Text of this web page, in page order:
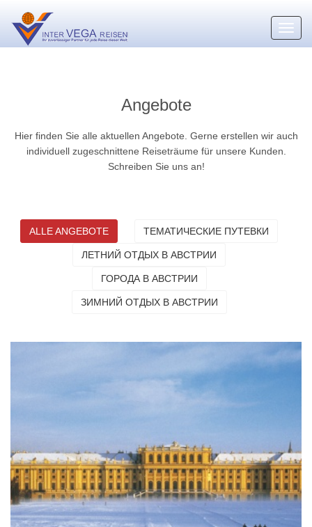
Angebote
Hier finden Sie alle aktuellen Angebote. Gerne erstellen wir auch
individuell zugeschnittene Reiseträume für unsere Kunden.
Schreiben Sie uns an!
ALLE ANGEBOTE ТЕМАТИЧЕСКИЕ ПУТЕВКИ
ЛЕТНИЙ ОТДЫХ В АВСТРИИ
ГОРОДА В АВСТРИИ
ЗИМНИЙ ОТДЫХ В АВСТРИИ
Новогодний вальс в Вене